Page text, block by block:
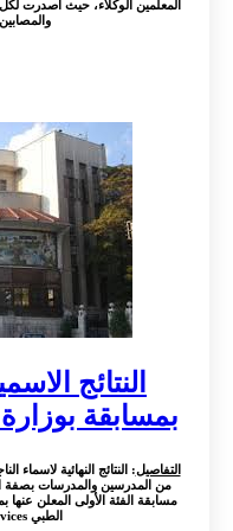
الوكلاء، حيث أصدرت لكل محافظة على حده
الاسمية
بوزارة التربية
النتائج النهائية لاسماء الناجحين بمسابقة
والمدرسات بصفة استاذ وزارة
الأولى المعلن عنها بموجب القرار تاريخ